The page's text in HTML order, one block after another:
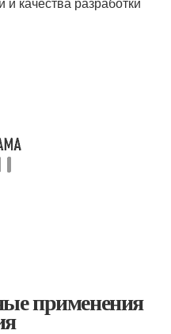
применения